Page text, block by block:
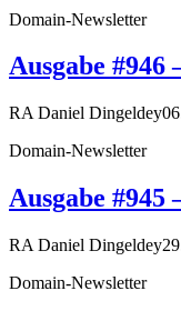
Domain-Newsletter
Ausgabe #946
RA Daniel Dingeldey
Domain-Newsletter
Ausgabe #945
RA Daniel Dingeldey
Domain-Newsletter